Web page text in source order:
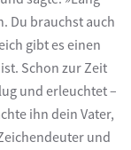
Du brauchst auch
gibt es einen
Schon zur Zeit
und erleuchtet –
ihn dein Vater,
und